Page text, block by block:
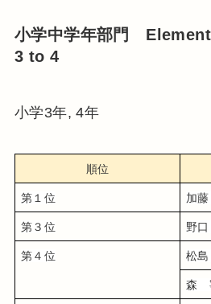
小学中学年部門
3 to 4
小学3年, 4年
順位
第１位 加
第３位 野
第４位 松島
森　